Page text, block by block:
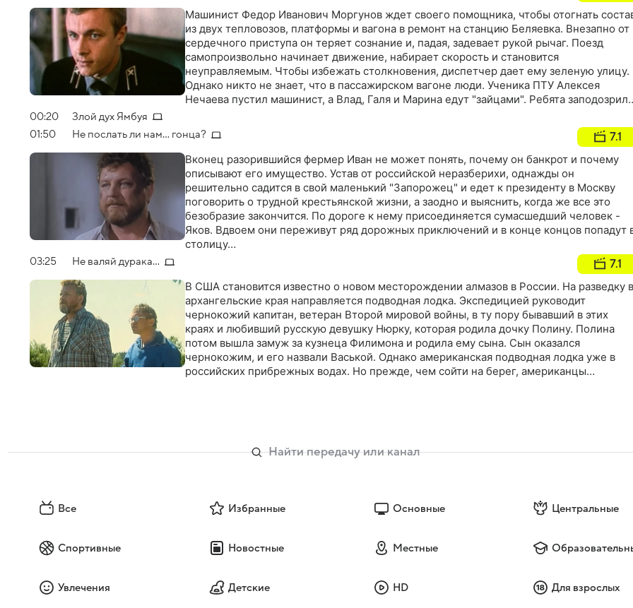
Машинист Федор Иванович Моргунов ждет своего помощника, чтобы отогнать
из двух тепловозов, платформы и вагона в ремонт на станцию Беляевка. Внезапно от
сердечного приступа он теряет сознание и, падая, задевает рукой рычаг. Поезд
самопроизвольно начинает движение, набирает скорость и становится
неуправляемым. Чтобы избежать столкновения, диспетчер дает ему зеленую улицу.
Однако никто не знает, что в пассажирском вагоне люди. Ученика ПТУ Алексея
Нечаева пустил машинист, а Влад, Галя и Марина едут "зайцами". Ребята заподозрили
видно, что в головной тепловоз объят пламенем. Алексей решает по крыше
добраться до кабины машиниста
00:20
Злой дух Ямбуя
01:50
Не послать ли нам... гонца? 7.1
Вконец разорившийся фермер Иван не может понять, почему он банкрот и почему
описывают его имущество. Устав от российской неразберихи, однажды он
решительно садится в свой маленький "Запорожец" и едет к президенту в Москву
поговорить о трудной крестьянской жизни, а заодно и выяснить, когда же все это
безобразие закончится. По дороге к нему присоединяется сумасшедший человек -
Яков. Вдвоем они переживут ряд дорожных приключений и в конце концов попадут
столицу…
03:25 Не валяй дурака... 7.1
В США становится известно о новом месторождении алмазов в России. На разведку в
архангельские края направляется подводная лодка. Экспедицией руководит
чернокожий капитан, ветеран Второй мировой войны, в ту пору бывавший в этих
краях и любивший русскую девушку Нюрку, которая родила дочку Полину. Полина
потом вышла замуж за кузнеца Филимона и родила ему сына. Сын оказался
чернокожим, и его назвали Васькой. Однако американская подводная лодка уже в
российских прибрежных водах. Но прежде, чем сойти на берег, американцы
Все Избранные Основные Центральные
Спортивные Новостные Местные
Увлечения Детские HD Для взрослых